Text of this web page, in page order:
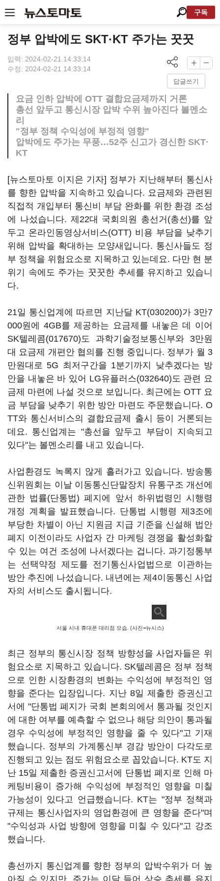
구독
정부 압박에도 SKT·KT 주가는 꿋꿋
입력: 2024-02-21 14:33:14
수정: 2024-02-21 14:33:14
답글쓰기
요금 인하 압박에 OTT 결합요금제까지 거론
총선 앞두고 통신시장 압박 수위 높아진다 볼멘소
리
"정부 정책 수익성에 부정적 영향"
압박에도 주가는 무풍…52주 신고가 경신한 SKT·
KT
[뉴스토마토 이지은 기자] 정부가 지난해부터 통신사
를 향한 압박을 지속하고 있습니다. 요금제와 관련된
직접적 개입부터 통신비 부담 완화를 위한 환경 조성
에 나섰습니다. 제22대 국회의원 총선거(총선)를 앞
두고 온라인동영상서비스(OTT) 비용 부담을 낮추기
위해 압박을 확대하는 모양새입니다. 통신사들도 정
부 정책을 위험요소로 지목하고 있는데요. 다만 현 분
위기 속에도 주가는 꿋꿋한 추세를 유지하고 있습니
다.
21일 통신업계에 따르면 지난달 KT(030200)가 3만7
000원에 4GB를 제공하는 요금제를 내놓은 데 이어
SK텔레콤(017670)도 과학기술정보통신부와 3만원
대 요금제 개편안 협의를 진행 중입니다. 정부가 월 3
만원대로 5G 최저구간을 1분기까지 낮추겠다는 방
안을 내놓은 바 있어 LG유플러스(032640)도 관련 요
금제 마련에 나설 것으로 보입니다. 최근에는 OTT 요
금 부담을 낮추기 위한 방안 마련도 주문했습니다. O
TT와 통신서비스의 결합요금제 출시 등이 거론되는
데요. 통신업계는 "총선을 앞두고 부담이 지속되고
있다"는 볼멘소리를 내고 있습니다.
사업환경도 녹록지 않게 흘러가고 있습니다. 방송통
신위원회는 이날 이동통신단말장치 유통구조 개선에
관한 법률(단통법) 폐지에 앞서 하위법령인 시행령
개정 계획을 발표했습니다. 단통법 시행령 제3조에
부당한 차별이 아닌 지원금 지급 기준을 신설해 법안
폐지 이전이라도 사업자 간 마케팅 경쟁을 활성화할
수 있는 여건 조성에 나서겠다는 겁니다. 과기정통부
는 선택약정 제도를 전기통신사업법으로 이관하는
방안 추진에 나섰습니다. 내년에는 제4이동통신 사업
자의 서비스도 출시됩니다.
서울 시내 휴대폰 대리점 모습. (사진=뉴시스)
최근 정부의 통신시장 정책 방향성을 사업자들은 위
험요소로 지목하고 있습니다. SK텔레콤은 정부 정책
으로 인한 시장환경의 변화는 수익성에 부정적인 영
향을 준다는 입장입니다. 지난 8일 제출한 증권신고
서에 "단통법 폐지가 국회 본회의에서 통과될 것인지
에 대한 여부를 예측할 수 없으나 해당 의안이 통과될
경우 수익성에 부정적인 영향을 줄 수 있다"고 기재
했습니다. 정부의 가계통신부 경감 방안이 다각도로
진행되고 있는 점도 위험요소로 꼽았습니다. KT도 지
난 15일 제출한 증권신고서에 단통법 폐지로 인해 마
케팅비용이 증가해 수익성에 부정적인 영향을 미칠
가능성이 있다고 언급했습니다. KT는 "정부 정책과
규제는 통신사업자의 영업환경에 큰 영향을 준다"며
"수익성과 사업 방향에 영향을 미칠 수 있다"고 강조
했습니다.
총선까지 통신업계를 향한 정부의 압박수위가 더 높
아질 수 있지만, 주가는 이달 들어 상승 추세를 유지